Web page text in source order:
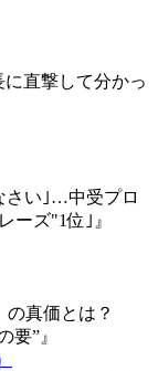
直撃して分かっ
さい｣…中受プロ
ーズ"1位｣』
の真価とは？
要”』